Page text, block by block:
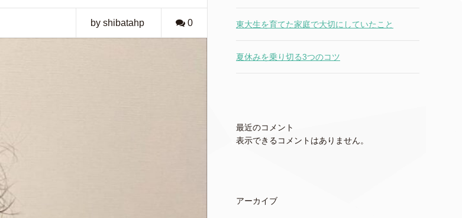
by shibatahp 0 東大生を育てた家庭で大切にしていたこと
夏休みを乗り切る3つのコツ
最近のコメント
表示できるコメントはありません。
アーカイブ